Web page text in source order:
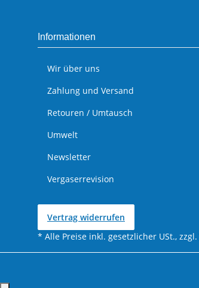
Informationen
Wir über uns
Zahlung und Versand
Retouren / Umtausch
Umwelt
Newsletter
Vergaserrevision
Vertrag widerrufen
* Alle Preise inkl. gesetzlicher USt., zzgl.